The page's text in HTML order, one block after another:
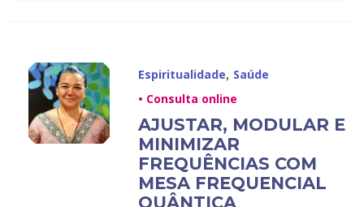
Espiritualidade, Saúde
• Consulta online
AJUSTAR, MODULAR E
MINIMIZAR
FREQUÊNCIAS COM
MESA FREQUENCIAL
QUÂNTICA